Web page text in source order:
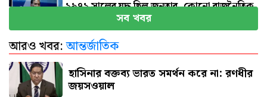
১৯৭১ সালের যুদ্ধ ছিল জনতার, কোনো রাজনৈতিক
দলের নয় : ভারপ্রাপ্ত রাষ্ট্রপতি
রাষ্ট্রের গুরুত্বপূর্ণ ব্যক্তিদের নিয়ে অপপ্রচারের বিরুদ্ধে
সব খবর
আরও খবর:আন্তর্জাতিক
হাসিনার বক্তব্য ভারত সমর্থন করে না: রণধীর
জয়সওয়াল